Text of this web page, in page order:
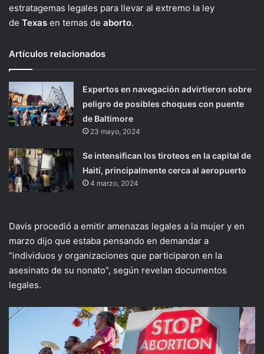
estratagemas legales para llevar al extremo la ley
de Texas en temas de aborto.
Artículos relacionados
Expertos en navegación advirtieron sobre
peligro de posibles choques con puente
de Baltimore
23 mayo, 2024
Se intensifican los tiroteos en la capital de
Haití, principalmente cerca al aeropuerto
4 marzo, 2024
Davis procedió a emitir amenazas legales a la mujer y en
marzo dijo que estaba pensando en demandar a
“individuos y organizaciones que participaron en la
asesinato de su nonato”, según revelan documentos
legales.